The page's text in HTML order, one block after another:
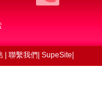
| 聯繫我們| SupeSite|